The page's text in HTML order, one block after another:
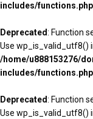
includes/functions.php
Deprecated: Function
Use wp_is_valid_utf8()
/home/u888153276/
includes/functions.php
Deprecated: Function
Use wp_is_valid_utf8()